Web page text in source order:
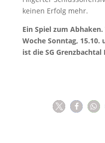
keinen Erfolg mehr.
Ein Spiel zum
Woche Sonntag, 15.10.
ist die SG Grenzbachtal